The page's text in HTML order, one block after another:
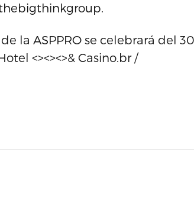
la ASPPRO se celebrará del
<><><>& Casino.br /